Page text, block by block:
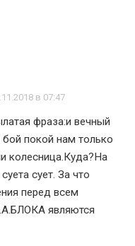
в 07:47
фраза:и вечный
покой нам только
колесница.Куда?На
сует. За что
перед всем
являются